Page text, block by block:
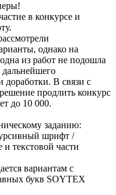
в конкурсе и
однако на
из работ не подошла
доработки. В связи с
продлить конкурс
до 10 000.
заданию:
шрифт /
и текстовой части
вариантам с
букв SOYTEX